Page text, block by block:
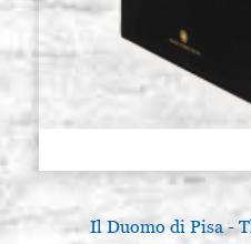
Il Duomo di Pisa -